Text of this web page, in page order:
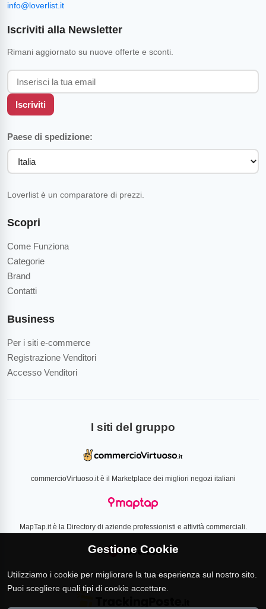
Scopri
Come Funziona
Categorie
Brand
Contatti
Business
Per i siti e-commerce
Registrazione Venditori
Accesso Venditori
info@loverlist.it
Iscriviti alla Newsletter
Rimani aggiornato su nuove offerte e sconti.
Iscriviti
Paese di spedizione:
Loverlist è un comparatore di prezzi.
I siti del gruppo
commercioVirtuoso.it è il Marketplace dei migliori negozi italiani
MapTap.it è la Directory di aziende professionisti e attività commerciali.
Loverlist.com è il comparatore di prezzo CSS certificato Google
Gestione Cookie
Utilizziamo i cookie per migliorare la tua esperienza sul nostro sito.
Puoi scegliere quali tipi di cookie accettare.